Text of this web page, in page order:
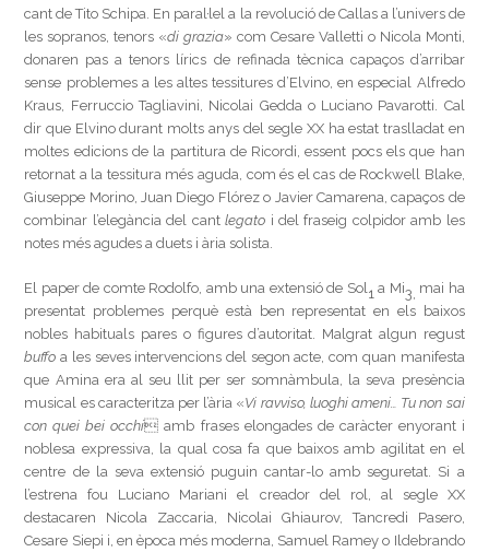
cant de Tito Schipa. En paral·lel a la revolució de Callas a l’univers de
les sopranos, tenors «di grazia» com Cesare Valletti o Nicola Monti,
donaren pas a tenors lírics de refinada tècnica capaços d’arribar
sense problemes a les altes tessitures d’Elvino, en especial Alfredo
Kraus, Ferruccio Tagliavini, Nicolai Gedda o Luciano Pavarotti. Cal
dir que Elvino durant molts anys del segle XX ha estat traslladat en
moltes edicions de la partitura de Ricordi, essent pocs els que han
retornat a la tessitura més aguda, com és el cas de Rockwell Blake,
Giuseppe Morino, Juan Diego Flórez o Javier Camarena, capaços de
combinar l’elegància del cantlegato i del fraseig colpidor amb les
notes més agudes a duets i ària solista.
El paper de comte Rodolfo, amb una extensió de Sol 1 a Mi3, mai ha
presentat problemes perquè està ben representat en els baixos
nobles habituals pares o figures d’autoritat. Malgrat algun regust
buffo a les seves intervencions del segon acte, com quan manifesta
que Amina era al seu llit per ser somnàmbula, la seva presència
musical es caracteritza per l’ària «Vi ravviso, luoghi ameni… Tu non sai
con quei bei occhi amb frases elongades de caràcter enyorant i
noblesa expressiva, la qual cosa fa que baixos amb agilitat en el
centre de la seva extensió puguin cantar-lo amb seguretat. Si a
l’estrena fou Luciano Mariani el creador del rol, al segle XX
destacaren Nicola Zaccaria, Nicolai Ghiaurov, Tancredi Pasero,
Cesare Siepi i, en època més moderna, Samuel Ramey o Ildebrando